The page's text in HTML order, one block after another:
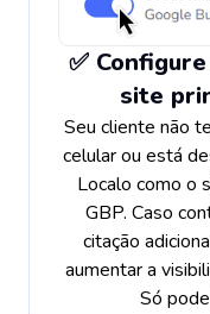
✅
site
Seu cliente não
celular ou está
Localo como o
GBP. Caso
citação
aumentar a
Só